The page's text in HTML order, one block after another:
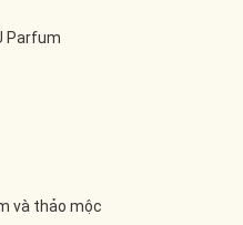
Parfum
và thảo mộc